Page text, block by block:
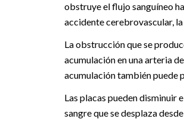
obstruye el flujo sanguíneo
accidente cerebrovascular,
La obstrucción que se
acumulación en una arteria
acumulación también puede
Las placas pueden disminuir
sangre que se desplaza